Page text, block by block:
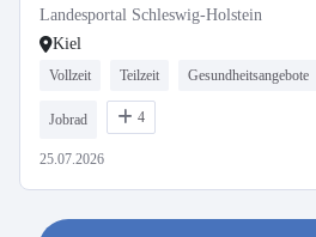
Landesportal Schleswig-Holstein
Kiel
Vollzeit Teilzeit Gesundheitsangebote
Jobrad 4
25.07.2026